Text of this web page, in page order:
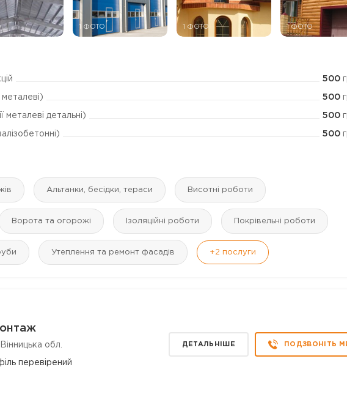
1 ФОТО 1 ФОТО 1 ФОТО
500
500
детальні) 500
500
Альтанки, бесідки, тераси Висотні роботи
Ворота та огорожі Ізоляційні роботи Покрівельні роботи
Утеплення та ремонт фасадів +2 послуги
обл.
перевірений
ДЕТАЛЬНІШЕ ПОДЗВОНІТЬ